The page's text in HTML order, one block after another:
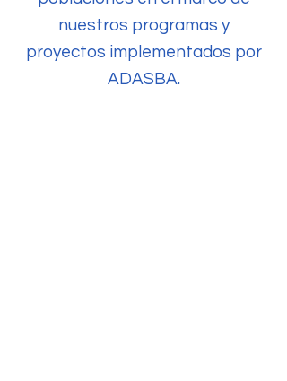
nuestros programas y
proyectos implementados por
ADASBA.